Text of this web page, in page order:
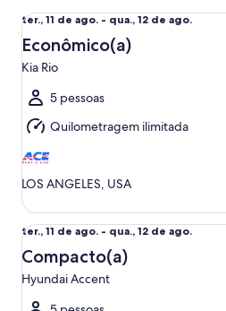
ter.,
11
de
ago.
qua.,
12
de
ter., 11 de ago. - qua., 12 de ago.
Econômico(a)
Kia Rio
5 pessoas
Quilometragem ilimitada
LOS ANGELES, USA
Econômico(a) Kia Rio
ter.,
11
de
ago.
ter., 11 de ago. - qua., 12 de ago.
Compacto(a)
Hyundai Accent
Compacto(a) Hyundai Accent